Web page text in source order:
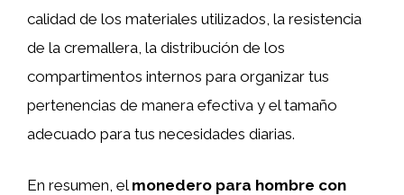
calidad de los materiales utilizados, la resistencia
de la cremallera, la distribución de los
compartimentos internos para organizar tus
pertenencias de manera efectiva y el tamaño
adecuado para tus necesidades diarias.
En resumen, el monedero para hombre con